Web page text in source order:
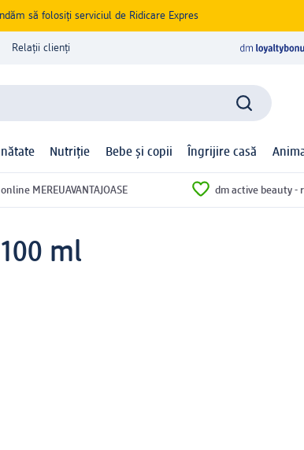
să folosiți serviciul de Ridicare Expres
Relații clienți
Nutriție Bebe și copii Îngrijire casă
MEREUAVANTAJOASE dm active beauty -
ml